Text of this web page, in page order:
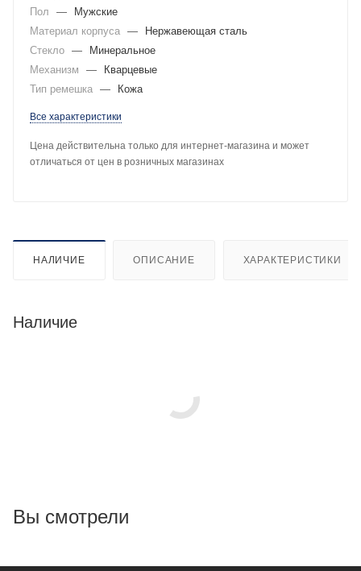
Пол
—
Мужские
Материал корпуса —
Нержавеющая сталь
Стекло —
Минеральное
Механизм
—
Кварцевые
Тип ремешка — Кожа
Все характеристики
Цена действительна только для интернет-магазина и может
отличаться от цен в розничных магазинах
НАЛИЧИЕ ОПИСАНИЕ ХАРАКТЕРИСТИКИ
Наличие
Вы смотрели